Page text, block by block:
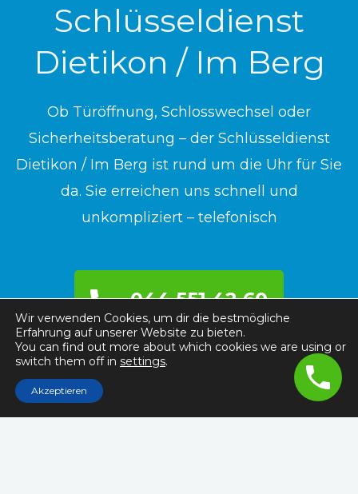
Schlüsseldienst
Dietikon / Im Berg
Ob Türöffnung, Schlosswechsel oder
Sicherheitsberatung – der Schlüsseldienst
Dietikon / Im Berg ist rund um die Uhr für Sie
da. Sie erreichen uns schnell und
unkompliziert – telefonisch
044 551 42 60
Wir verwenden Cookies, um dir die bestmögliche
Erfahrung auf unserer Website zu bieten.
You can find out more about which cookies we are using or
switch them off in settings.
Akzeptieren